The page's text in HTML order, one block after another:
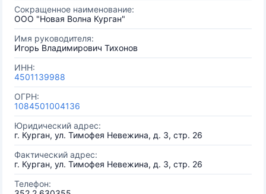
Сокращенное наименование:
ООО "Новая Волна Курган"
Имя руководителя:
Игорь Владимирович Тихонов
ИНН:
4501139988
ОГРН:
1084501004136
Юридический адрес:
г. Курган, ул. Тимофея Невежина, д. 3, стр. 26
Фактический адрес:
г. Курган, ул. Тимофея Невежина, д. 3, стр. 26
Телефон: